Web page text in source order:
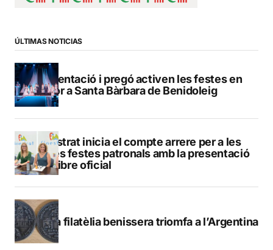
ÚLTIMAS NOTICIAS
Presentació i pregó activen les festes en
honor a Santa Bàrbara de Benidoleig
Finestrat inicia el compte arrere per a les
seues festes patronals amb la presentació
del llibre oficial
La filatèlia benissera triomfa a l’Argentina